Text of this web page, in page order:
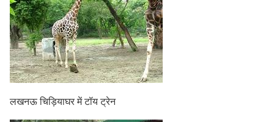
लखनऊ चिड़ियाघर में टॉय ट्रेन